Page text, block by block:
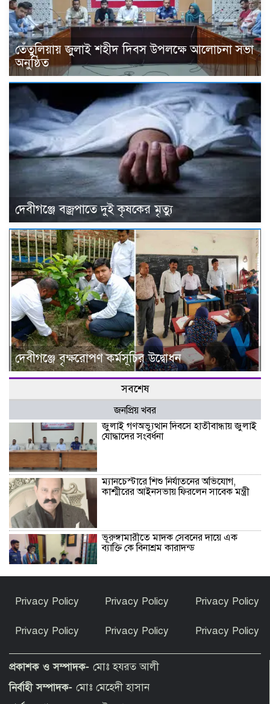
তেঁতুলিয়ায় জুলাই শহীদ দিবস উপলক্ষে আলোচনা সভা
অনুষ্ঠিত
দেবীগঞ্জে বজ্রপাতে দুই কৃষকের মৃত্যু
দেবীগঞ্জে বৃক্ষরোপণ কর্মসূচির উদ্বোধন
সবশেষ
জনপ্রিয় খবর
জুলাই গণঅভ্যুত্থান দিবসে হাতীবান্ধায় জুলাই
যোদ্ধাদের সংবর্ধনা
ম্যানচেস্টারে শিশু নির্যাতনের অভিযোগ,
কাশ্মীরের আইনসভায় ফিরলেন সাবেক মন্ত্রী
ভূরুঙ্গামারীতে মাদক সেবনের দায়ে এক
ব্যাক্তি কে বিনাশ্রম কারাদন্ড
আমাজনের উদ্বোধন
Privacy Policy Privacy Policy Privacy Policy
Privacy Policy Privacy Policy Privacy Policy
প্রকাশক ও সম্পাদক- মোঃ হযরত আলী
নির্বাহী সম্পাদক- মোঃ মেহেদী হাসান